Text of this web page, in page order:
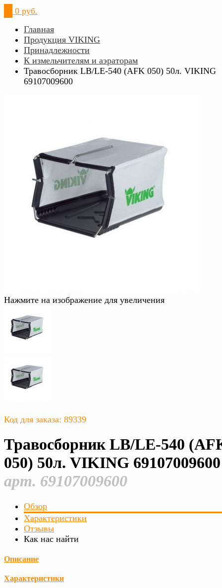
0 руб.
Главная
Продукция VIKING
Принадлежности
К измельчителям и аэраторам
Травосборник LB/LE-540 (AFK 050) 50л. VIKING
69107009600
Нажмите на изображение для увеличения
Код для заказа: 89339
Травосборник LB/LE-540
050) 50л. VIKING 69107009600
арт. 69107009600
Обзор
Характеристики
Отзывы
Как нас найти
Описание
Характеристики